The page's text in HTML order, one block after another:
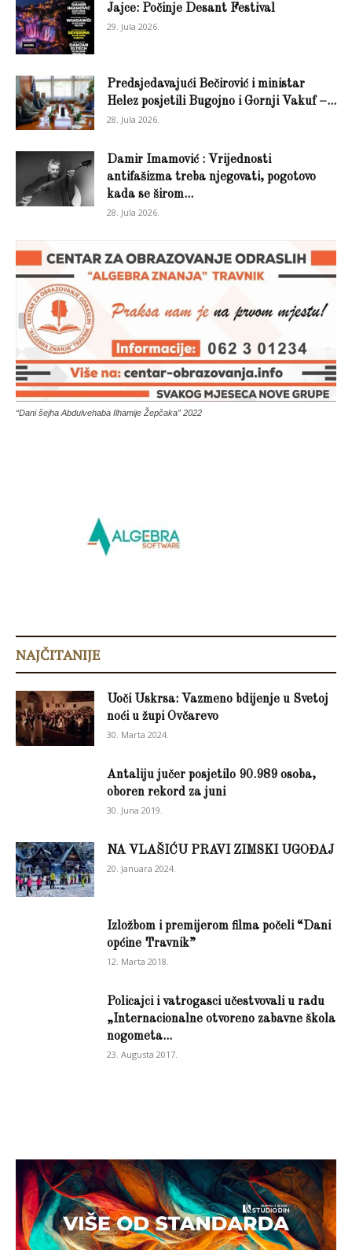
Jajce: Počinje Desant Festival
29. Jula 2026.
Predsjedavajući Bečirović i ministar
Helez posjetili Bugojno i Gornji Vakuf –...
28. Jula 2026.
Damir Imamović : Vrijednosti
antifašizma treba njegovati, pogotovo
kada se širom...
28. Jula 2026.
“Dani šejha Abdulvehaba Ilhamije Žepčaka” 2022
NAJČITANIJE
Uoči Uskrsa: Vazmeno bdijenje u Svetoj
noći u župi Ovčarevo
30. Marta 2024.
Antaliju jučer posjetilo 90.989 osoba,
oboren rekord za juni
30. Juna 2019.
NA VLAŠIĆU PRAVI ZIMSKI UGOĐAJ
20. Januara 2024.
Izložbom i premijerom filma počeli “Dani
općine Travnik”
12. Marta 2018.
Policajci i vatrogasci učestvovali u radu
„Internacionalne otvoreno zabavne škola
nogometa...
23. Augusta 2017.